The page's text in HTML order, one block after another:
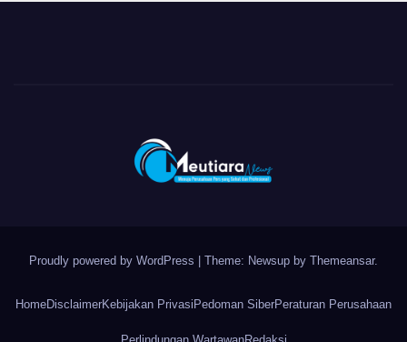
Proudly powered by WordPress | Theme: Newsup by Themeansar.
HomeDisclaimerKebijakan Privasi Pedoman SiberPeraturan Perusahaan